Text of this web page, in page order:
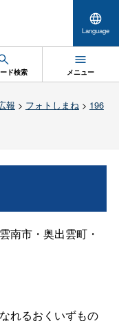
Language
ド検索 メニュー
報 > フォトしまね> 196
南市・奥出雲町・
れるおくいずもの